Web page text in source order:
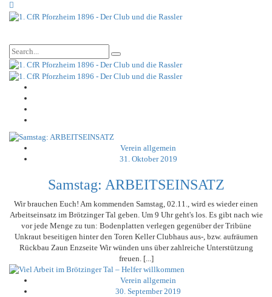
Verein allgemein
31. Oktober 2019
Samstag: ARBEITSEINSATZ
Wir brauchen Euch! Am kommenden Samstag, 02.11., wird es wieder einen
Arbeitseinsatz im Brötzinger Tal geben. Um 9 Uhr geht's los. Es gibt nach wie
vor jede Menge zu tun: Bodenplatten verlegen gegenüber der Tribüne
Unkraut beseitigen hinter den Toren Keller Clubhaus aus-, bzw. aufräumen
Rückbau Zaun Enzseite Wir wünden uns über zahlreiche Unterstützung
freuen. [...]
Verein allgemein
30. September 2019